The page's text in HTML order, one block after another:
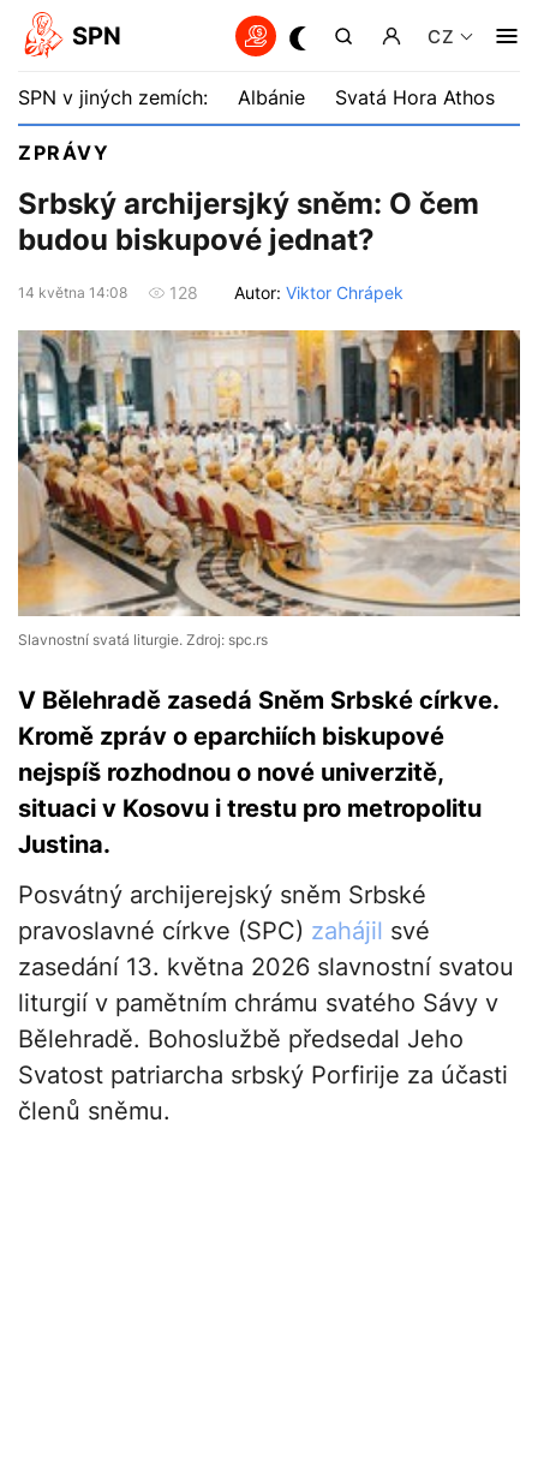
SPN CZ
SPN v jiných zemích: Albánie Svatá Hora Athos
ZPRÁVY
Srbský archijersjký sněm: O čem
budou biskupové jednat?
14 května 14:08 128 Autor: Viktor Chrápek
Slavnostní svatá liturgie. Zdroj: spc.rs
V Bělehradě zasedá Sněm Srbské církve.
Kromě zpráv o eparchiích biskupové
nejspíš rozhodnou o nové univerzitě,
situaci v Kosovu i trestu pro metropolitu
Justina.
Posvátný archijerejský sněm Srbské
pravoslavné církve (SPC) zahájil své
zasedání 13. května 2026 slavnostní svatou
liturgií v pamětním chrámu svatého Sávy v
Bělehradě. Bohoslužbě předsedal Jeho
Svatost patriarcha srbský Porfirije za účasti
členů sněmu.